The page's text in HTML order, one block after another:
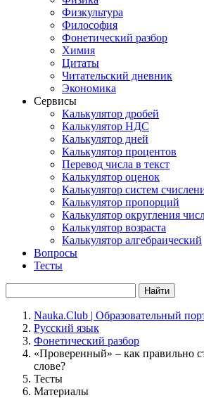
Физкультура
Философия
Фонетический разбор
Химия
Цитаты
Читательский дневник
Экономика
Сервисы
Калькулятор дробей
Калькулятор НДС
Калькулятор дней
Калькулятор процентов
Перевод числа в текст
Калькулятор оценок
Калькулятор систем
Калькулятор пропорций
Калькулятор округления
Калькулятор возраста
Калькулятор алгебраический
Вопросы
Тесты
Найти
Nauka.Club | Образовательный
Русский язык
Фонетический разбор
«Проверенный» – как правильно
слове?
Тесты
Материалы